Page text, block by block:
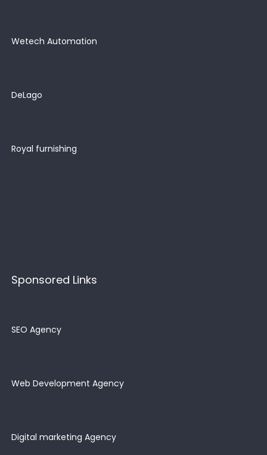
Wetech Automation
DeLago
Royal furnishing
Sponsored Links
SEO Agency
Web Development Agency
Digital marketing Agency